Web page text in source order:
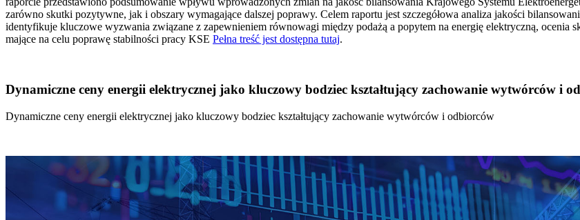
zarówno skutki pozytywne, jak i obszary wymagające dalszej poprawy. Celem raportu jest szczegółowa analiza jakości
identyfikuje kluczowe wyzwania związane z zapewnieniem równowagi między podażą a popytem na energię elektryczną, ocenia
mające na celu poprawę stabilności pracy KSE Pełna treść jest dostępna tutaj.
Dynamiczne ceny energii elektrycznej jako kluczowy bodziec kształtujący zachowanie wytwórców i
Dynamiczne ceny energii elektrycznej jako kluczowy bodziec kształtujący zachowanie wytwórców i odbiorców